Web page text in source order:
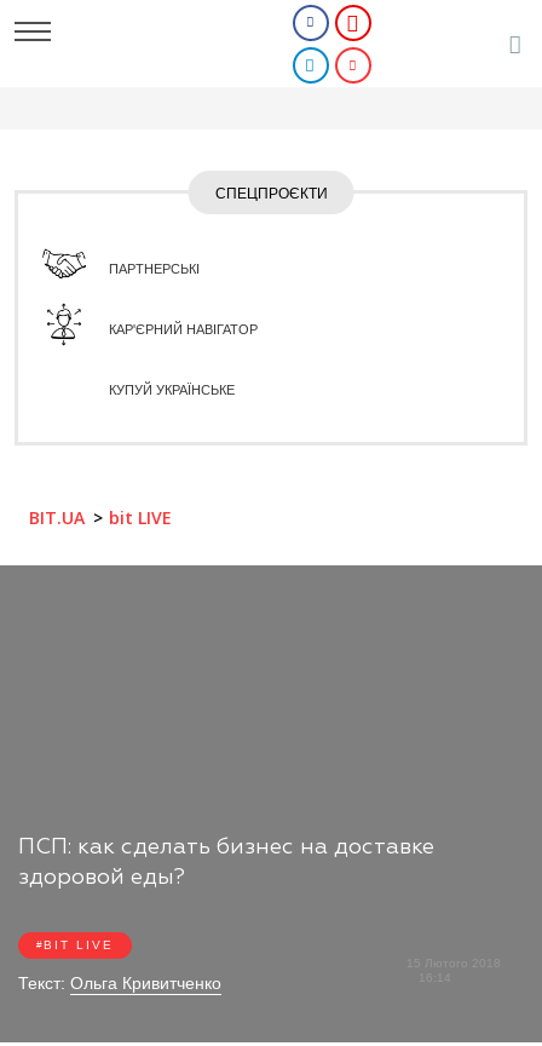
СПЕЦПРОЄКТИ
ПАРТНЕРСЬКІ
КАР'ЄРНИЙ НАВІГАТОР
КУПУЙ УКРАЇНСЬКЕ
BIT.UA bit LIVE
ПСП: как сделать бизнес на доставке
здоровой еды?
BIT LIVE
Текст: Ольга Кривитченко
15 Лютого 2018